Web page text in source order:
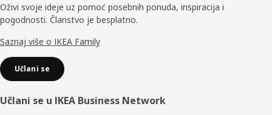
Oživi svoje ideje uz pomoć posebnih ponuda, inspiracija i
pogodnosti. Članstvo je besplatno.
Saznaj više o IKEA Family
Učlani se
Učlani se u IKEA Business Network